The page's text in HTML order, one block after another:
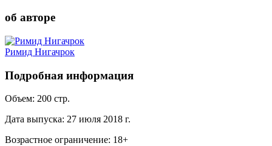
об авторе
Римид Нигачрок
Подробная информация
Объем: 200 стр.
Дата выпуска: 27 июля 2018 г.
Возрастное ограничение: 18+